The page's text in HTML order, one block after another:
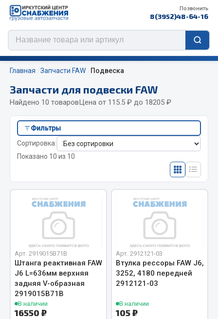
Позвонить
8(3952)48-64-16
Цепи противоскольжения
ЦЕПИ РОССИЯ
ЦЕПИ BOHU (Китай)
Изготовление цепей на колеса BOHU
Весь раздел
Отопители салона, подогреватели
Автономные воздушные отопители
Жидкостные подогреватели
Отопители салона
Подогреватели тосола
Весь раздел
Главная Запчасти FAW Подвеска
Запчасти для подвески FAW
Найдено 10 товаровЦена от 115.5 ₽ до 18205 ₽
Фильтры
Сортировка:
Показано 10 из 10
Арт. 2919015B71B
Штанга реактивная FAW
J6 L=636мм верхняя
задняя V-образная
2919015B71B
В наличии
16550 ₽
Арт. 2912121-03
Втулка рессоры FAW J6,
3252, 4180 передней
2912121-03
В наличии
105 ₽